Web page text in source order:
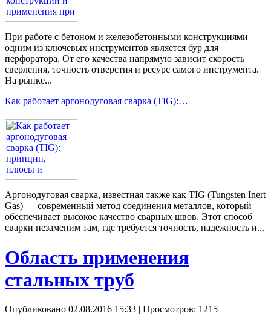
При работе с бетоном и железобетонными конструкциями
одним из ключевых инструментов является бур для
перфоратора. От его качества напрямую зависит скорость
сверления, точность отверстия и ресурс самого инструмента.
На рынке...
Как работает аргонодуговая сварка (TIG):…
Аргонодуговая сварка, известная также как TIG (Tungsten Inert
Gas) — современный метод соединения металлов, который
обеспечивает высокое качество сварных швов. Этот способ
сварки незаменим там, где требуется точность, надежность и...
Область применения
стальных труб
Опубликовано 02.08.2016 15:33 | Просмотров: 1215